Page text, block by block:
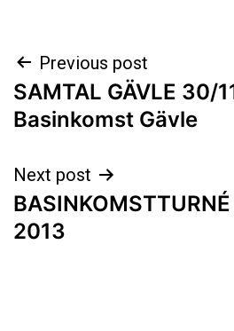
Post
navigation
Previous post
SAMTAL GÄVLE 30/
Basinkomst Gävle
Next post
2013